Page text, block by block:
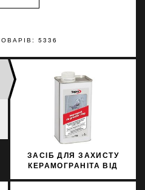
5336
ЗАСІБ ДЛЯ ЗАХИСТУ
КЕРАМОГРАНІТА ВІД